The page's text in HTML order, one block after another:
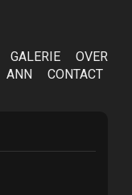
GALERIE
OVER
ANN CONTACT